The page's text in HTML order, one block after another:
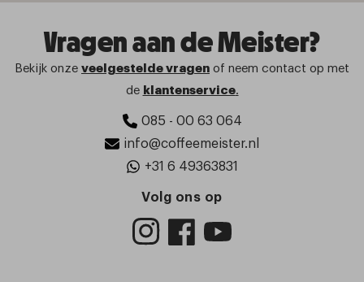
Vragen aan de Meister?
Bekijk onze veelgestelde vragen of neem contact op met
de klantenservice.
085 - 00 63 064
info@coffeemeister.nl
+31 6 49363831
Volg ons op